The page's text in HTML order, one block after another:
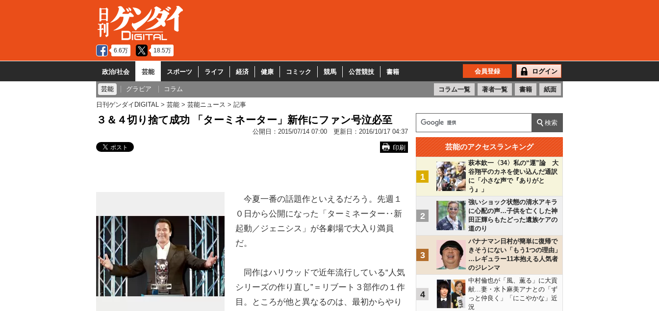
6.6万 18.5万
政治/社会 芸能 スポーツ ライフ 経済 健康 コミック 競馬 公営競技 書籍 会員登録 ログイン
芸能 グラビア コラム コラム一覧 著者一覧 書籍 紙面
日刊ゲンダイDIGITAL 芸能 芸能ニュース 記事
３＆４切り捨て成功 「ターミネーター」新作にファン号泣必至
公開日： 2015/07/14 07:00 更新日： 2016/10/17 04:37
印刷
今夏一番の話題作といえるだろう。先週１
０日から公開になった「ターミネーター‥新
起動／ジェニシス」が各劇場で大入り満員
だ。
同作はハリウッドで近年流行している“人気
シリーズの作り直し”＝リブート３部作の１作
目。ところが他と異なるのは、最初からやり
芸能のアクセスランキング
1
萩本欽一〈34〉私の“運”論 大
谷翔平のカネを使い込んだ通訳
に「小さな声で『ありがと
う』」
2
強いショック状態の清水アキラ
に心配の声…子供を亡くした神
田正輝らもたどった遺族ケアの
道のり
3
バナナマン日村が簡単に復帰で
きそうにない「もう1つの理由」
…レギュラー11本抱える人気者
のジレンマ
4
中村倫也が「風、薫る」に大貢
献…妻・水卜麻美アナとの「ず
っと仲良く」「にこやかな」近
況